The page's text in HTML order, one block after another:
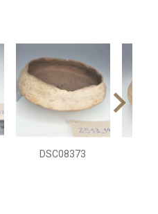
DSC08373